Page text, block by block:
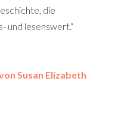
die
und lesenswert.“
Susan Elizabeth